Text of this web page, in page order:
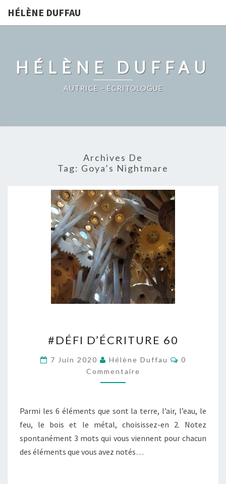
HÉLÈNE DUFFAU
HÉLÈNE DUFFAU
AUTRICE – ÉCRITOLOGUE
Archives De
Tag: Goya’s Nightmare
D’ÉCRITURE
60
#DÉFI D’ÉCRITURE 60
7 Juin 2020 Hélène Duffau
0
Commentaire
Parmi les 6 éléments que sont la terre, l’air, l’eau, le
feu, le bois et le métal, choisissez-en 2. Notez
spontanément 3 mots qui vous viennent pour chacun
des éléments que vous avez notés…